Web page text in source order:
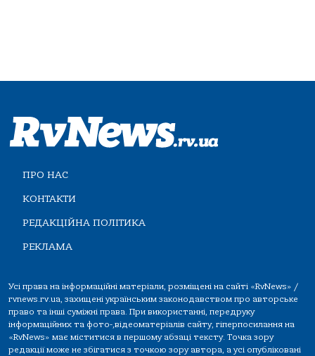
ПРО НАС
КОНТАКТИ
РЕДАКЦІЙНА ПОЛІТИКА
РЕКЛАМА
Усі права на інформаційні матеріали, розміщені на сайті «RvNews» /
rvnews.rv.ua, захищені українським законодавством про авторське
право та інші суміжні права. При використанні, передруку
інформаційних та фото-,відеоматеріалів сайту, гіперпосилання на
«RvNews» має міститися в першому абзаці тексту. Точка зору
редакції може не збігатися з точкою зору автора, а усі опубліковані